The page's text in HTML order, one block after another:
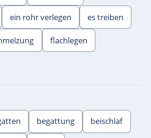
ein rohr verlegen es treiben
flachlegen
begattung beischlaf